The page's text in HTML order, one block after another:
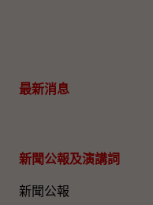
最新消息
新聞公報及演講詞
新聞公報